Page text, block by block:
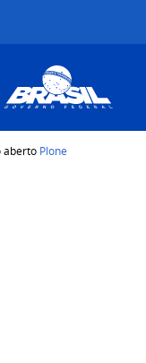
aberto Plone